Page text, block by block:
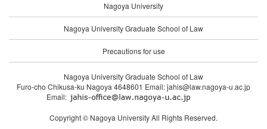
Nagoya University
Nagoya University Graduate School of Law
Precautions for use
Nagoya University Graduate School of Law
Furo-cho Chikusa-ku Nagoya 4648601 Email: jahis@law.nagoya-u.ac.jp
Email:
Copyright © Nagoya University All Rights Reserved.